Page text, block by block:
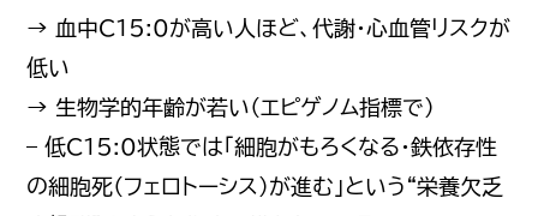
→ 血中C15:0が高い人ほど、代謝・心血管リスクが
低い
→ 生物学的年齢が若い（エピゲノム指標で）
– 低C15:0状態では「細胞がもろくなる・鉄依存性
の細胞死（フェロトーシス）が進む」という“栄養欠乏